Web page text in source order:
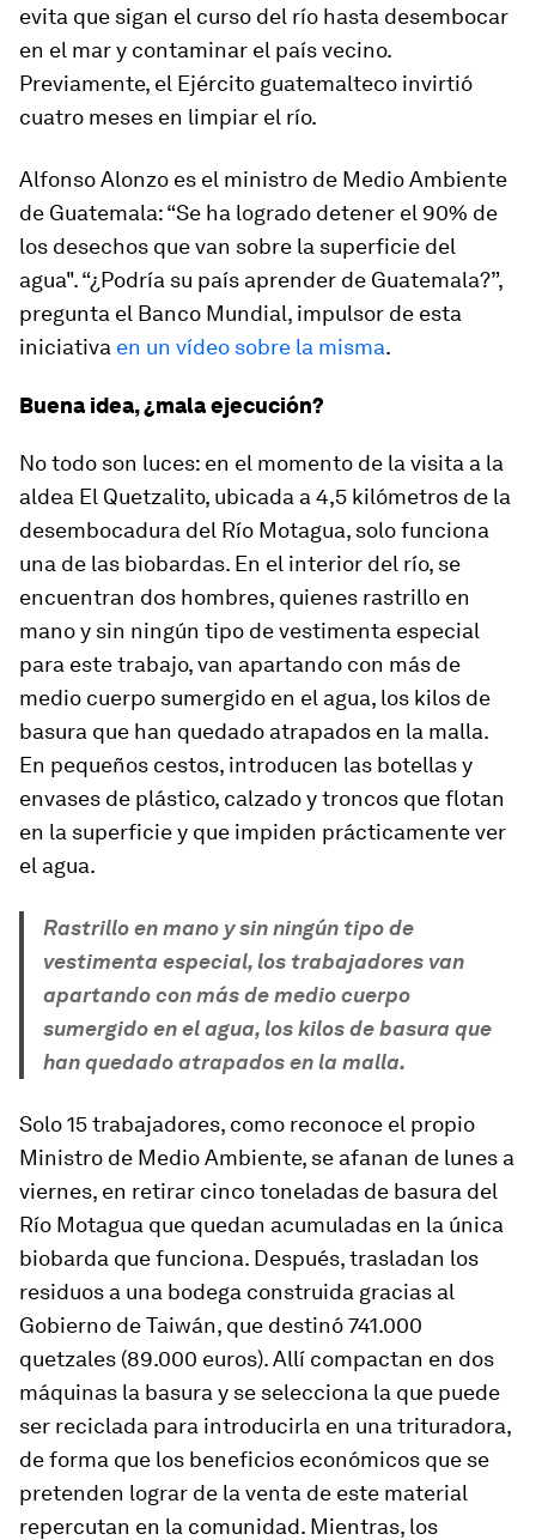
evita que sigan el curso del río hasta desembocar
en el mar y contaminar el país vecino.
Previamente, el Ejército guatemalteco invirtió
cuatro meses en limpiar el río.
Alfonso Alonzo es el ministro de Medio Ambiente
de Guatemala: “Se ha logrado detener el 90% de
los desechos que van sobre la superficie del
agua". “¿Podría su país aprender de Guatemala?”,
pregunta el Banco Mundial, impulsor de esta
iniciativa en un vídeo sobre la misma.
Buena idea, ¿mala ejecución?
No todo son luces: en el momento de la visita a la
aldea El Quetzalito, ubicada a 4,5 kilómetros de la
desembocadura del Río Motagua, solo funciona
una de las biobardas. En el interior del río, se
encuentran dos hombres, quienes rastrillo en
mano y sin ningún tipo de vestimenta especial
para este trabajo, van apartando con más de
medio cuerpo sumergido en el agua, los kilos de
basura que han quedado atrapados en la malla.
En pequeños cestos, introducen las botellas y
envases de plástico, calzado y troncos que flotan
en la superficie y que impiden prácticamente ver
el agua.
Rastrillo en mano y sin ningún tipo de
vestimenta especial, los trabajadores van
apartando con más de medio cuerpo
sumergido en el agua, los kilos de basura que
han quedado atrapados en la malla.
Solo 15 trabajadores, como reconoce el propio
Ministro de Medio Ambiente, se afanan de lunes a
viernes, en retirar cinco toneladas de basura del
Río Motagua que quedan acumuladas en la única
biobarda que funciona. Después, trasladan los
residuos a una bodega construida gracias al
Gobierno de Taiwán, que destinó 741.000
quetzales (89.000 euros). Allí compactan en dos
máquinas la basura y se selecciona la que puede
ser reciclada para introducirla en una trituradora,
de forma que los beneficios económicos que se
pretenden lograr de la venta de este material
repercutan en la comunidad. Mientras, los